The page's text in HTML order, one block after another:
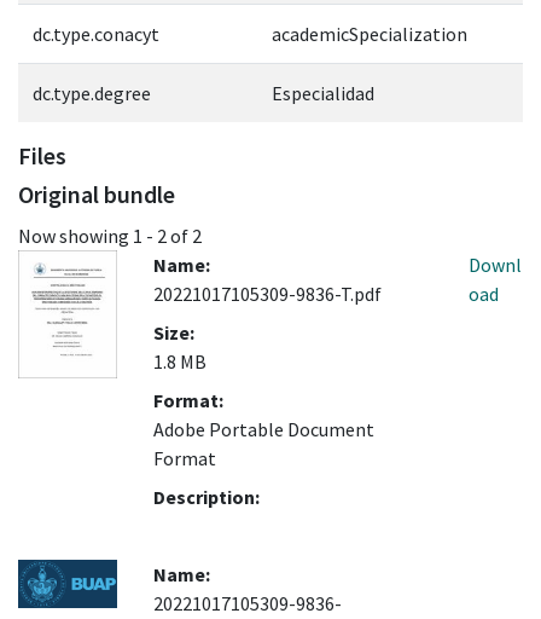
dc.type.conacyt academicSpecialization
dc.type.degree Especialidad
Files
Original bundle
Now showing 1 - 2 of 2
Name:
20221017105309-9836-T.pdf
Size:
1.8 MB
Format:
Adobe Portable Document
Format
Description:
Downl
oad
Name:
20221017105309-9836-